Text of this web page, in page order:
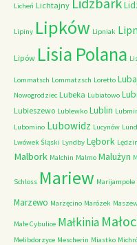
Licheń Lichtajny
Lipiny Lipków Lipniak
Lipów Lisia Polana
Lommatsch Lommatzsch Loretto
Nowogrodziec Lubeka Lubiatowo
Lubieszewo Lublewko Lublin
Lubomino Lubowidz Lucynów
Lwówek Śląski Lyndby Lębork Lędzin
Malbork Malchin Malmo Malużyn
Schloss Mariew Marijampole
Marzewo Marzęcino Marózek
Małe Cybulice Małkinia
Melibdorzyce Mescherin Miastko